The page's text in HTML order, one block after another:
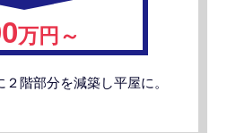
万円～
階部分を減築し平屋に。